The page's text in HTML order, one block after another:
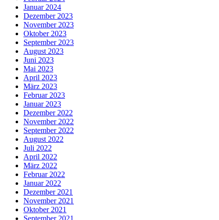
Januar 2024
Dezember 2023
November 2023
Oktober 2023
September 2023
August 2023
Juni 2023
Mai 2023
April 2023
März 2023
Februar 2023
Januar 2023
Dezember 2022
November 2022
September 2022
August 2022
Juli 2022
April 2022
März 2022
Februar 2022
Januar 2022
Dezember 2021
November 2021
Oktober 2021